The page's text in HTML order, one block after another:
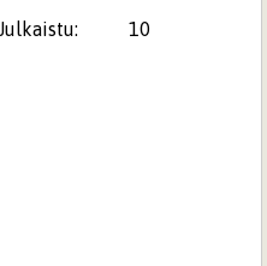
Julkaistu:
10